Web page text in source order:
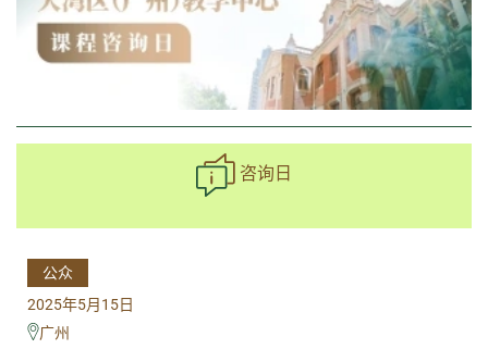
咨询日
公众
2025年5月15日
广州